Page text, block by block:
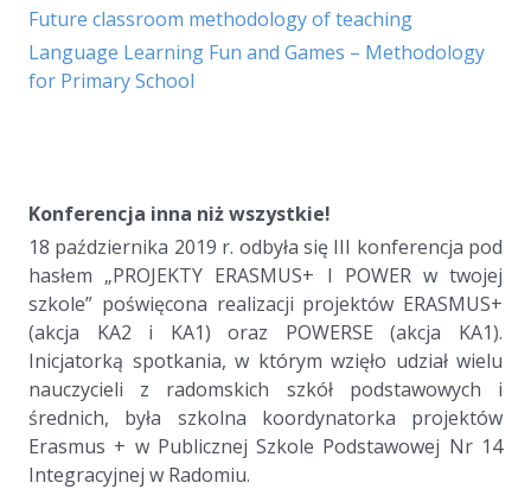
Future classroom methodology of teaching
Language Learning Fun and Games – Methodology
for Primary School
Konferencja inna niż wszystkie!
18 października 2019 r. odbyła się III konferencja pod
hasłem „PROJEKTY ERASMUS+ I POWER w twojej
szkole” poświęcona realizacji projektów ERASMUS+
(akcja KA2 i KA1) oraz POWERSE (akcja KA1).
Inicjatorką spotkania, w którym wzięło udział wielu
nauczycieli z radomskich szkół podstawowych i
średnich, była szkolna koordynatorka projektów
Erasmus + w Publicznej Szkole Podstawowej Nr 14
Integracyjnej w Radomiu.